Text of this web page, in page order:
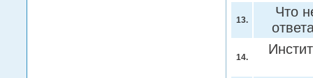
13.
Что
14.